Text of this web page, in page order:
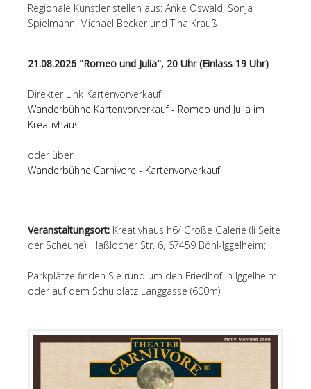
Regionale Künstler stellen aus: Anke Oswald, Sonja
Spielmann, Michael Becker und Tina Krauß
21.08.2026 "Romeo und Julia", 20 Uhr (Einlass 19 Uhr)
Direkter Link Kartenvorverkauf:
Wanderbühne Kartenvorverkauf - Romeo und Julia im
Kreativhaus
oder über:
Wanderbühne Carnivore - Kartenvorverkauf
Veranstaltungsort: Kreativhaus h6/ Große Galerie (li Seite
der Scheune), Haßlocher Str. 6, 67459 Böhl-Iggelheim;
Parkplätze finden Sie rund um den Friedhof in Iggelheim
oder auf dem Schulplatz Langgasse (600m)